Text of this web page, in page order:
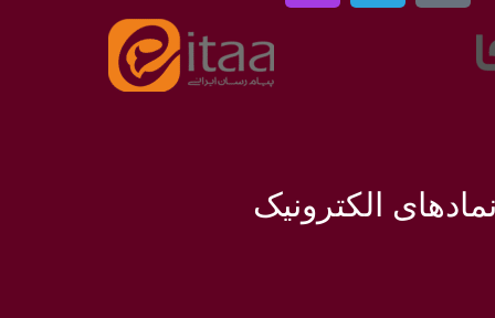
نمادهای الکترونیک